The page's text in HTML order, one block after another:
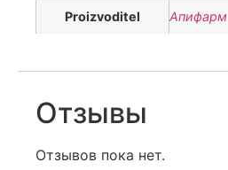
Proizvoditel Апифарм
Отзывы
Отзывов пока нет.